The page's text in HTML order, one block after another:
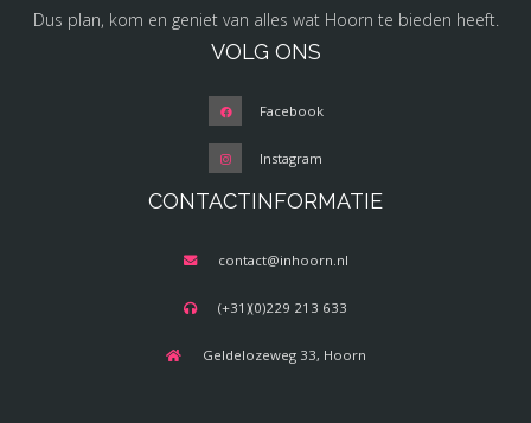
Dus plan, kom en geniet van alles wat Hoorn te bieden heeft.
VOLG ONS
Facebook
Instagram
CONTACTINFORMATIE
contact@inhoorn.nl
(+31)(0)229 213 633
Geldelozeweg 33, Hoorn